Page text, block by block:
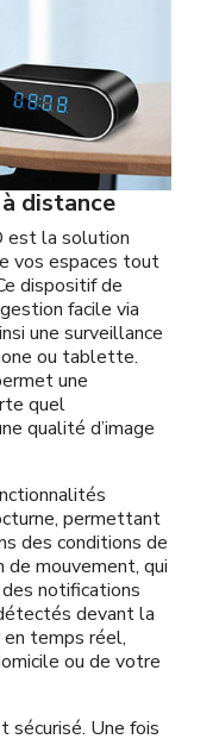
distance
est la solution
vos espaces tout
dispositif de
facile via
une surveillance
ou tablette.
une
quel
qualité d’image
permettant
des conditions de
mouvement, qui
notifications
devant la
en temps réel,
ou de votre
sécurisé. Une fois